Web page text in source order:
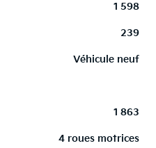
1 598
239
Véhicule neuf
1 863
4 roues motrices